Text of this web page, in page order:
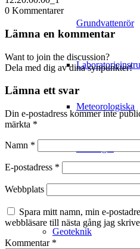
Grundvattenrör
Meteorologiska
Geoteknik
0 Kommentarer
Lämna en kommentar
Want to join the discussion?
Dela med dig av dina synpunkter!
Lämna ett svar
Din e-postadress kommer inte
märkta *
Namn *
E-postadress *
Webbplats
Spara mitt namn, min e-
webbläsare till nästa gång jag
Kommentar *